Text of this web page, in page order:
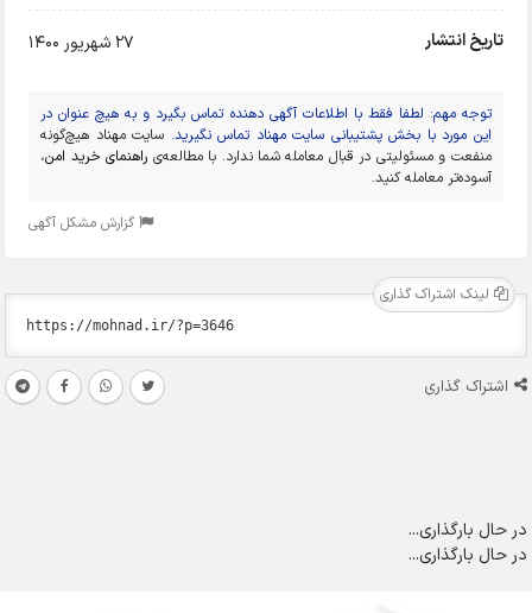
تاریخ انتشار 27 شهریور 1400
توجه مهم: لطفا فقط با اطلاعات آگهی دهنده تماس بگیرد و به هیچ عنوان در
این مورد با بخش پشتیبانی سایت مهناد تماس نگیرید. سایت مهناد هیچ‌گونه
منفعت و مسئولیتی در قبال معامله شما ندارد. با مطالعه‌ی راهنمای خرید امن،
آسوده‌تر معامله کنید.
گزارش مشکل آگهی
لینک اشتراک گذاری
اشتراک گذاری
در حال بارگذاری...
در حال بارگذاری...